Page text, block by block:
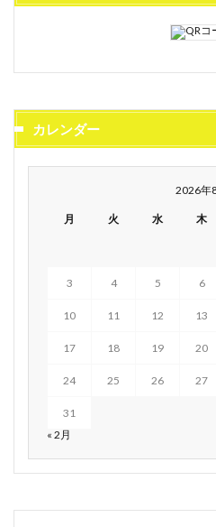
カレンダー
2026年
月 火 水 木
3 4 5 6
10 11 12 13
17 18 19 20
24 25 26 27
31
« 2月